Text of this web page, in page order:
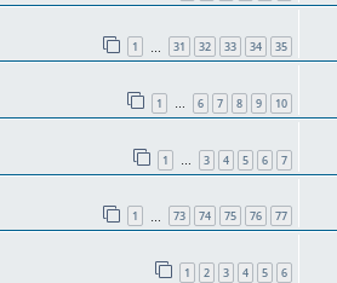
1 31 32 33 34 35
1 … 6 7 8 9 10
1 3 4 5 6 7
1 73 74 75 76 77
1 2 3 4 5 6